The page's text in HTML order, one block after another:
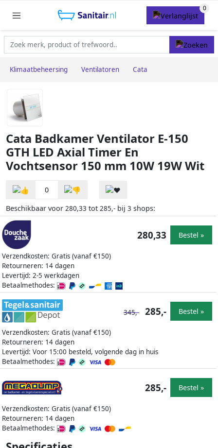
Klimaatbeheersing Ventilatoren Cata
Cata Badkamer Ventilator E-150
GTH LED Axial Timer En
Vochtsensor 150 mm 10W 19W Wit
0
Beschikbaar voor 280,33 tot 285,- bij 3 shops:
Verzendkosten: Gratis (vanaf €150)
Retourneren: 14 dagen
Levertijd: 2-5 werkdagen
Betaalmethodes:
280,33 Bestel »
Verzendkosten: Gratis (vanaf €150)
Retourneren: 14 dagen
Levertijd: Voor 15:00 besteld, volgende dag in huis
Betaalmethodes:
345,- 285,- Bestel »
Verzendkosten: Gratis (vanaf €150)
Retourneren: 14 dagen
Betaalmethodes:
285,- Bestel »